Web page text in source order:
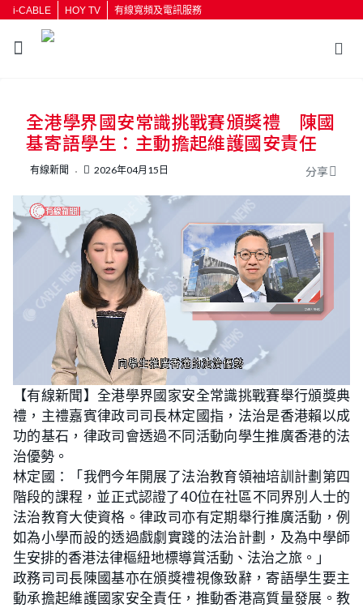
i-CABLE HOY TV 有線寬頻及電訊服務
按輸入鍵開始搜尋
全港學界國安常識挑戰賽頒獎禮 陳國
基寄語學生：主動擔起維護國安責任
有線新聞 2026年04月15日 分享
U
n
m
t
e
L
o
a
d
e
d
:
4
1
0
%
【有線新聞】全港學界國家安全常識挑戰賽舉行頒獎典
禮，主禮嘉賓律政司司長林定國指，法治是香港賴以成
功的基石，律政司會透過不同活動向學生推廣香港的法
治優勢。
林定國：「我們今年開展了法治教育領袖培訓計劃第四
階段的課程，並正式認證了40位在社區不同界別人士的
法治教育大使資格。律政司亦有定期舉行推廣活動，例
如為小學而設的透過戲劇實踐的法治計劃，及為中學師
生安排的香港法律樞紐地標導賞活動、法治之旅。」
政務司司長陳國基亦在頒獎禮視像致辭，寄語學生要主
動承擔起維護國家安全責任，推動香港高質量發展。教